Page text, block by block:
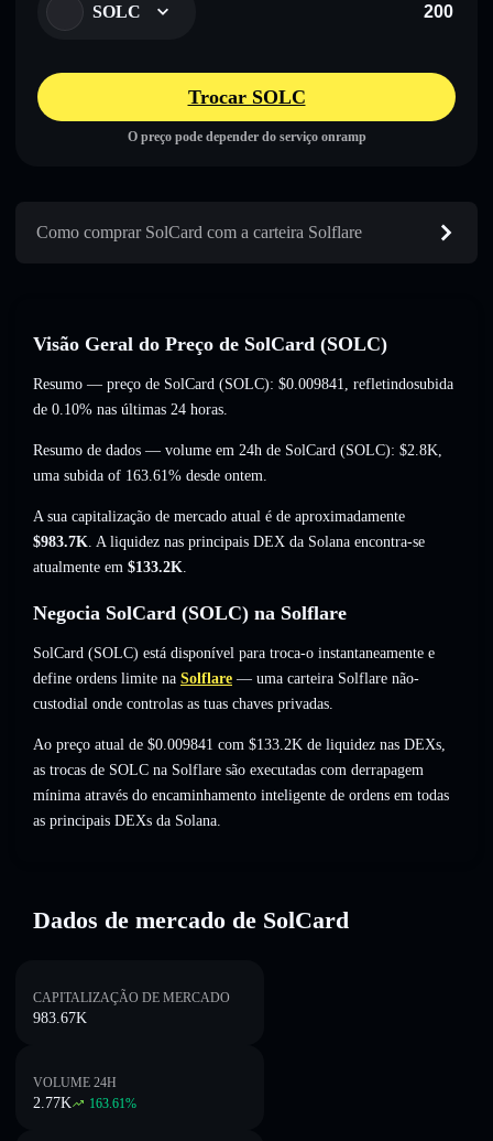
SOLC
Trocar SOLC
O preço pode depender do serviço onramp
Como comprar SolCard com a carteira Solflare
Visão Geral do Preço de SolCard (SOLC)
Resumo — preço de SolCard (SOLC): $0.009841, refletindosubida
de 0.10% nas últimas 24 horas.
Resumo de dados — volume em 24h de SolCard (SOLC): $2.8K,
uma subida of 163.61% desde ontem.
A sua capitalização de mercado atual é de aproximadamente
$983.7K. A liquidez nas principais DEX da Solana encontra-se
atualmente em $133.2K.
Negocia SolCard (SOLC) na Solflare
SolCard (SOLC) está disponível para troca-o instantaneamente e
define ordens limite na Solflare — uma carteira Solflare não-
custodial onde controlas as tuas chaves privadas.
Ao preço atual de $0.009841 com $133.2K de liquidez nas DEXs,
as trocas de SOLC na Solflare são executadas com derrapagem
mínima através do encaminhamento inteligente de ordens em todas
as principais DEXs da Solana.
Dados de mercado de SolCard
CAPITALIZAÇÃO DE MERCADO
983.67K
VOLUME 24H
2.77K 163.61%